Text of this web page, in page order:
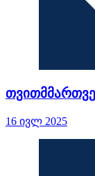
16 ივლ 2025